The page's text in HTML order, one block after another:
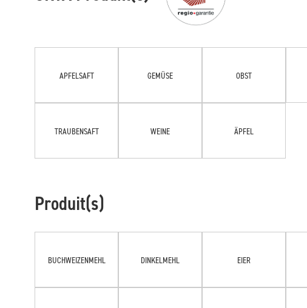
APFELSAFT GEMÜSE OBST
TRAUBENSAFT WEINE ÄPFEL
Produit(s)
BUCHWEIZENMEHL DINKELMEHL EIER